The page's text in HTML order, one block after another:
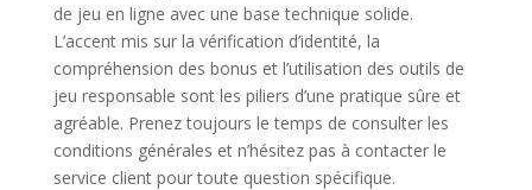
de jeu en ligne avec une base technique solide.
L’accent mis sur la vérification d’identité, la
compréhension des bonus et l’utilisation des outils de
jeu responsable sont les piliers d’une pratique sûre et
agréable. Prenez toujours le temps de consulter les
conditions générales et n’hésitez pas à contacter le
service client pour toute question spécifique.